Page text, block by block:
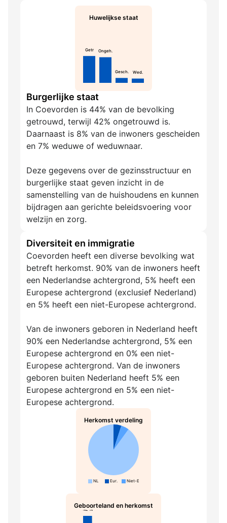
Huwelijkse staat
Getr Ongeh.
Gesch. Wed.
Burgerlijke staat
In Coevorden is 44% van de bevolking
getrouwd, terwijl 42% ongetrouwd is.
Daarnaast is 8% van de inwoners gescheiden
en 7% weduwe of weduwnaar.
Deze gegevens over de gezinsstructuur en
burgerlijke staat geven inzicht in de
samenstelling van de huishoudens en kunnen
bijdragen aan gerichte beleidsvoering voor
welzijn en zorg.
Diversiteit en immigratie
Coevorden heeft een diverse bevolking wat
betreft herkomst. 90% van de inwoners heeft
een Nederlandse achtergrond, 5% heeft een
Europese achtergrond (exclusief Nederland)
en 5% heeft een niet-Europese achtergrond.
Van de inwoners geboren in Nederland heeft
90% een Nederlandse achtergrond, 5% een
Europese achtergrond en 0% een niet-
Europese achtergrond. Van de inwoners
geboren buiten Nederland heeft 5% een
Europese achtergrond en 5% een niet-
Europese achtergrond.
Herkomst verdeling
NL Eur. Niet-Eur.
Geboorteland en herkomst
NL-N